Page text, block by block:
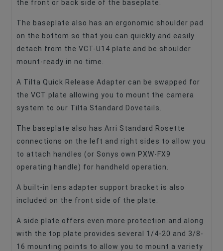
the front or back side of the baseplate.
The baseplate also has an ergonomic shoulder pad
on the bottom so that you can quickly and easily
detach from the VCT-U14 plate and be shoulder
mount-ready in no time.
A Tilta Quick Release Adapter can be swapped for
the VCT plate allowing you to mount the camera
system to our Tilta Standard Dovetails.
The baseplate also has Arri Standard Rosette
connections on the left and right sides to allow you
to attach handles (or Sonys own PXW-FX9
operating handle) for handheld operation.
A built-in lens adapter support bracket is also
included on the front side of the plate.
A side plate offers even more protection and along
with the top plate provides several 1/4-20 and 3/8-
16 mounting points to allow you to mount a variety